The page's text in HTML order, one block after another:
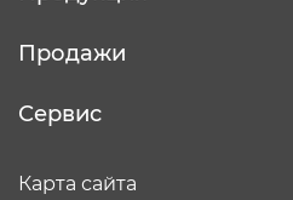
Продажи
Сервис
Карта сайта